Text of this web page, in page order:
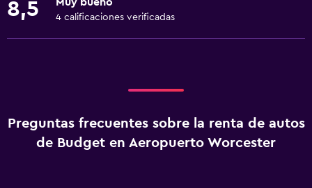
8,5 4 calificaciones verificadas
Preguntas frecuentes sobre la renta de autos
de Budget en Aeropuerto Worcester